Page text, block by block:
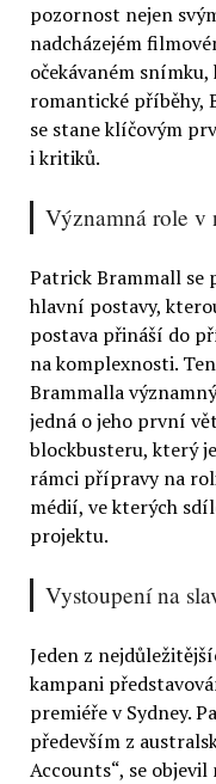
pozornost nejen
nadcházejém
očekávaném
romantické příběhy,
se stane klíčovým
i kritiků.
Významná role v
Patrick Brammall se
hlavní postavy,
postava přináší do
na komplexnosti.
Brammalla
jedná o jeho první
blockbusteru, který
rámci přípravy na
médií, ve kterých
projektu.
Vystoupení na
Jeden z
kampani
premiéře v Sydney.
především z
Accounts“, se